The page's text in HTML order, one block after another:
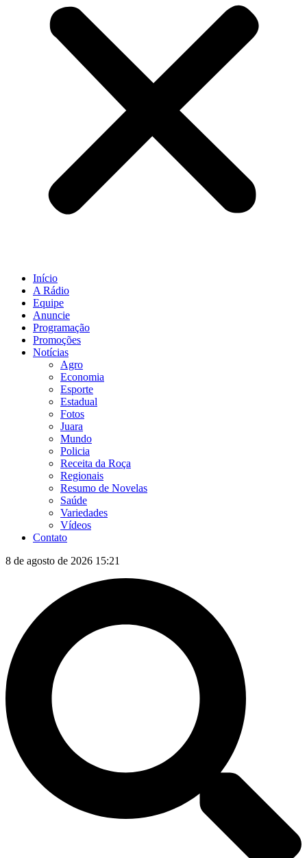
Início
A Rádio
Equipe
Anuncie
Programação
Promoções
Notícias
Agro
Economia
Esporte
Estadual
Fotos
Juara
Mundo
Policia
Receita da Roça
Regionais
Resumo de Novelas
Saúde
Variedades
Vídeos
Contato
8 de agosto de 2026 15:21